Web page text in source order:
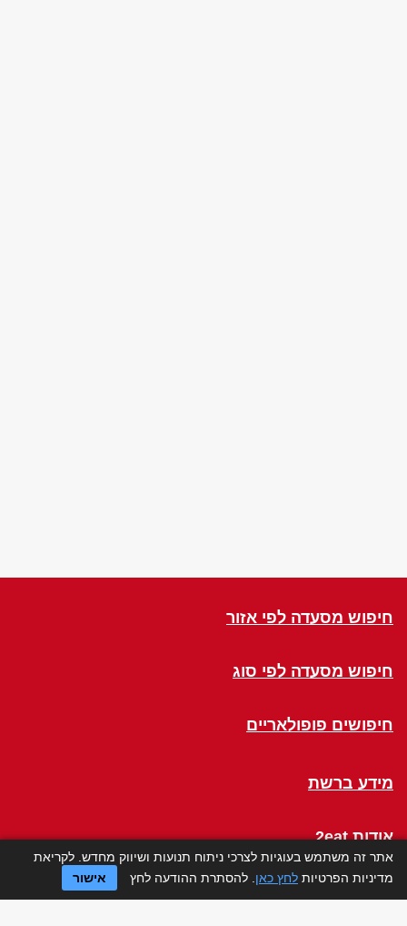
חיפוש מסעדה לפי אזור
חיפוש מסעדה לפי סוג
חיפושים פופולאריים
מידע ברשת
אודות 2eat
Click a Table
אתר זה משתמש בעוגיות לצרכי ניתוח תנועות ושיווק מחדש. לקריאת
מדיניות הפרטיות לחץ כאן . להסתרת ההודעה לחץ אישור